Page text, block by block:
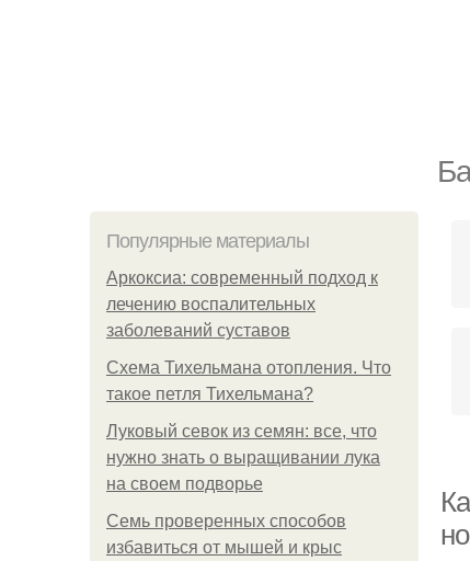
Популярные материалы
Аркоксиа: современный подход к
лечению воспалительных
заболеваний суставов
Схема Тихельмана отопления. Что
такое петля Тихельмана?
Луковый севок из семян: все, что
нужно знать о выращивании лука
на своем подворье
Семь проверенных способов
избавиться от мышей и крыс